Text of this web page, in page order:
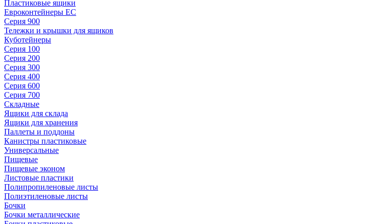
Пластиковые ящики
Евроконтейнеры ЕС
Серия 900
Тележки и крышки для ящиков
Куботейнеры
Серия 100
Серия 200
Серия 300
Серия 400
Серия 600
Серия 700
Складные
Ящики для склада
Ящики для хранения
Паллеты и поддоны
Канистры пластиковые
Универсальные
Пищевые
Пищевые эконом
Листовые пластики
Полипропиленовые листы
Полиэтиленовые листы
Бочки
Бочки металлические